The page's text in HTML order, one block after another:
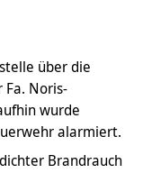
über die
Noris-
wurde
alarmiert.
Brandrauch